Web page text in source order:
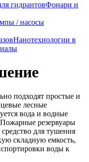
гидрантовФонари и
/ насосы
Нанотехнологии в
подходят простые и
лесные
вода и водные
резервуары
для тушения
складную емкость,
воды к